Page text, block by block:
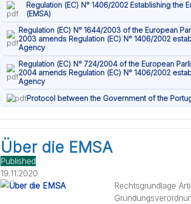
Regulation (EC) N° 1406/2002 Establishing the
(EMSA)
Regulation (EC) N° 1644/2003 of the European
2003 amends Regulation (EC) N° 1406/2002
Agency
Regulation (EC) N° 724/2004 of the European
2004 amends Regulation (EC) N° 1406/2002
Agency
Protocol between the Government of the
Über die EMSA
Published
19.11.2020
Rechtsgrundlage